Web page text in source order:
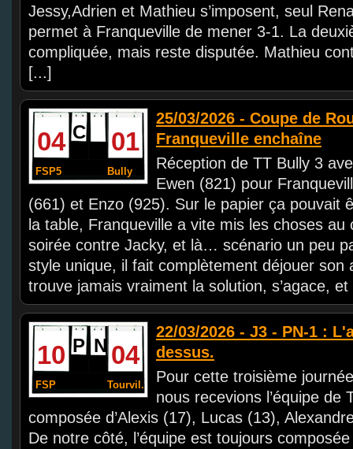
Jessy,Adrien et Mathieu s’imposent, seul
permet à Franqueville de mener 3-1. La
compliquée, mais reste disputée. Mathieu
[...]
C
04 01
FSP5 Bully
25/03/2026 - Coupe de
Franqueville enchaîne
Réception de TT Bully 3
Ewen (821) pour
(661) et Enzo (925). Sur le papier ça pouvait
la table, Franqueville a vite mis les choses au
soirée contre Jacky, et là… scénario un peu
style unique, il fait complètement déjouer son
trouve jamais vraiment la solution, s’agace,
P N
10 04
FSP Tourvil.
22/03/2026 - J3 - PN-1 :
dessus.
Pour cette troisième
nous recevions l’équipe de
composée d’Alexis (17), Lucas (13),
De notre côté, l’équipe est toujours